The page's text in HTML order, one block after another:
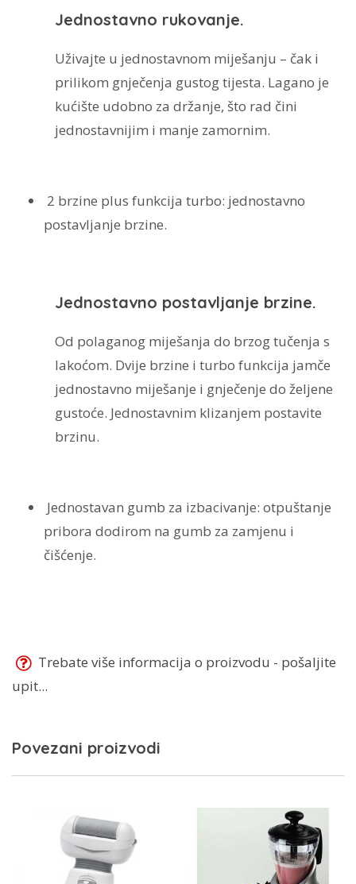
Jednostavno rukovanje.
Uživajte u jednostavnom miješanju – čak i
prilikom gnječenja gustog tijesta. Lagano je
kućište udobno za držanje, što rad čini
jednostavnijim i manje zamornim.
2 brzine plus funkcija turbo: jednostavno
postavljanje brzine.
Jednostavno postavljanje brzine.
Od polaganog miješanja do brzog tučenja s
lakoćom. Dvije brzine i turbo funkcija jamče
jednostavno miješanje i gnječenje do željene
gustoće. Jednostavnim klizanjem postavite
brzinu.
Jednostavan gumb za izbacivanje: otpuštanje
pribora dodirom na gumb za zamjenu i
čišćenje.
Trebate više informacija o proizvodu - pošaljite
upit...
Povezani proizvodi